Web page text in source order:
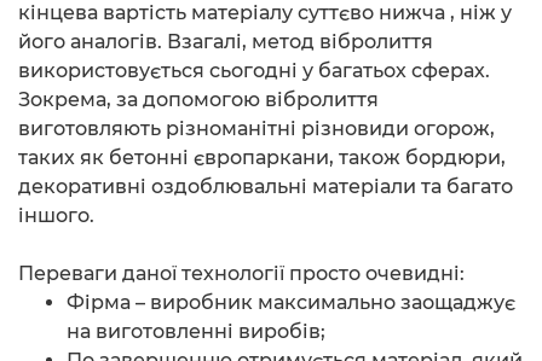
кінцева вартість матеріалу суттєво нижча , ніж у
його аналогів. Взагалі, метод вібролиття
використовується сьогодні у багатьох сферах.
Зокрема, за допомогою вібролиття
виготовляють різноманітні різновиди огорож,
таких як бетонні європаркани, також бордюри,
декоративні оздоблювальні матеріали та багато
іншого.
Переваги даної технології просто очевидні:
Фірма – виробник максимально заощаджує
на виготовленні виробів;